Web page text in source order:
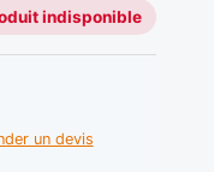
indisponible
un devis